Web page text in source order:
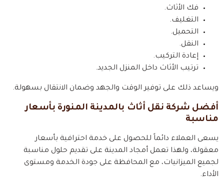
فك الأثاث.
التغليف.
التحميل.
النقل.
إعادة التركيب.
ترتيب الأثاث داخل المنزل الجديد.
ويساعد ذلك على توفير الوقت والجهد وضمان الانتقال بسهولة.
أفضل شركة نقل أثاث بالمدينة المنورة بأسعار
مناسبة
يسعى العملاء دائماً للحصول على خدمة احترافية بأسعار
معقولة، ولهذا تعمل أمجاد المدينة على تقديم حلول مناسبة
لجميع الميزانيات، مع المحافظة على جودة الخدمة ومستوى
الأداء.